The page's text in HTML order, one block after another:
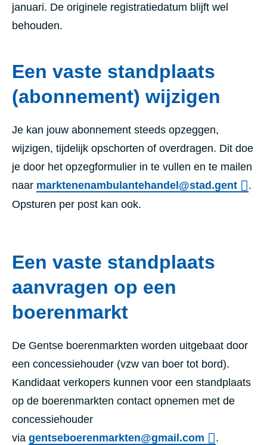
januari. De originele registratiedatum blijft wel
behouden.
Een vaste standplaats
(abonnement) wijzigen
Je kan jouw abonnement steeds opzeggen,
wijzigen, tijdelijk opschorten of overdragen. Dit doe
je door het opzegformulier in te vullen en te mailen
naar marktenenambulantehandel@stad.gent
.
Opsturen per post kan ook.
Een vaste standplaats
aanvragen op een
boerenmarkt
De Gentse boerenmarkten worden uitgebaat door
een concessiehouder (vzw van boer tot bord).
Kandidaat verkopers kunnen voor een standplaats
op de boerenmarkten contact opnemen met de
concessiehouder
via gentseboerenmarkten@gmail.com .